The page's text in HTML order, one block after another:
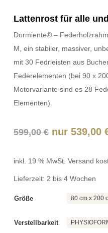
Lattenrost für alle
Dormiente® –
M, ein stabiler, massiver,
mit 30 Fedrleisten aus
Federelementen (bei 90 x
Motorvariante sind es 28
Elementen).
599,00€
war:
nur 539,00
inkl. 19 % MwSt. Versand
Lieferzeit: 2 bis 4 Wochen
Größe
Verstellbarkeit